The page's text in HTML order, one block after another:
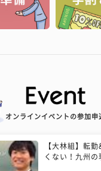
オンラインイベントの参加申
【大林組】転
くない！九州の